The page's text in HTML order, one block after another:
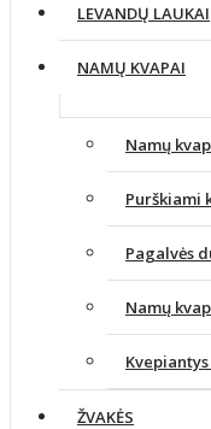
LEVANDŲ LAUKAI
NAMŲ KVAPAI
Namų
Purškiami
Pagalvės
Namų
ŽVAKĖS